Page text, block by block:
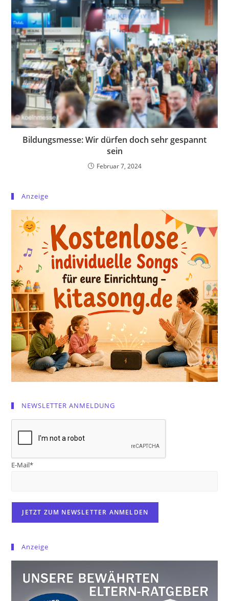
Bildungsmesse: Wir dürfen doch sehr gespannt
sein
Februar 7, 2024
Anzeige
NEWSLETTER ANMELDUNG
E-Mail*
Anzeige